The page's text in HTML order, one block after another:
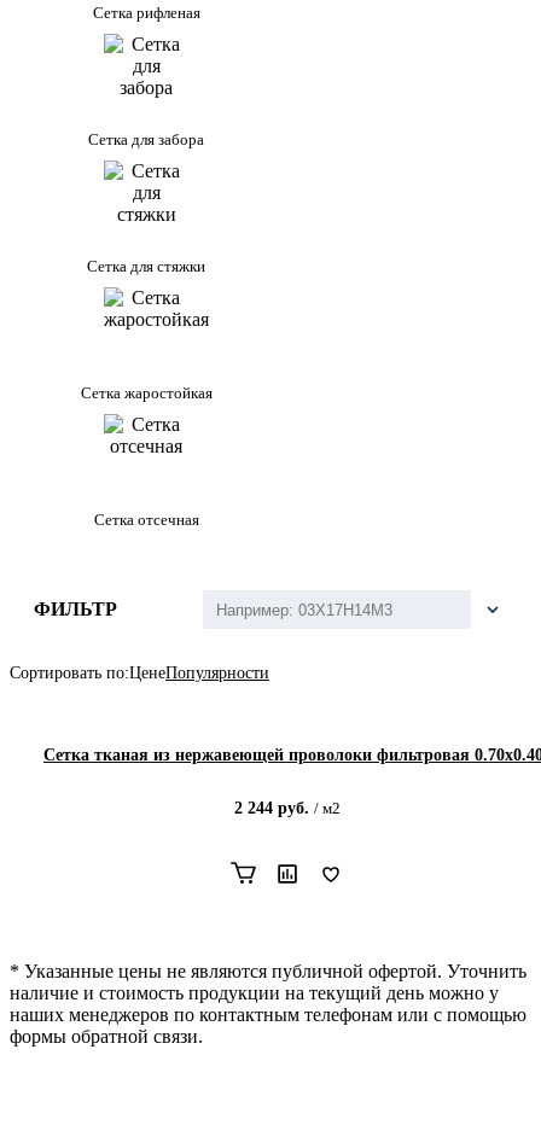
Сетка рифленая
Сетка для забора
Сетка для стяжки
Сетка жаростойкая
Сетка отсечная
ФИЛЬТР
Сортировать по:ЦенеПопулярности
Сетка тканая из нержавеющей проволоки фильтровая
2 244 руб. / м2
* Указанные цены не являются публичной офертой. Уточнить
наличие и стоимость продукции на текущий день можно у
наших менеджеров по контактным телефонам или с помощью
формы обратной связи.